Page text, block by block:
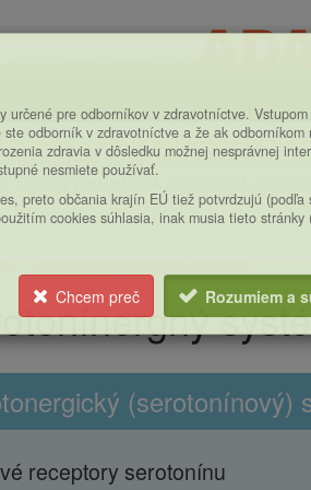
preložený článok. Vo svojom
Strojový preklad však má ďaleko k
Účinky na fyziologické systémy
(serotonínový)
receptory serotonínu
určené pre odborníkov v zdravotníctve.
odborník v zdravotníctve a že ak odborníkom
zdravia v dôsledku možnej nesprávnej
nesmiete používať.
preto občania krajín EÚ tiež potvrdzujú (podľa
cookies súhlasia, inak musia tieto stránky
Chcem preč Rozumiem a